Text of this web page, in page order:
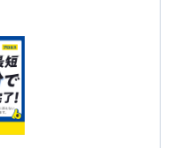
戸１３０７－１
五香支店